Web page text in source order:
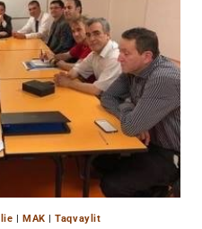
|MAK |Taqvaylit